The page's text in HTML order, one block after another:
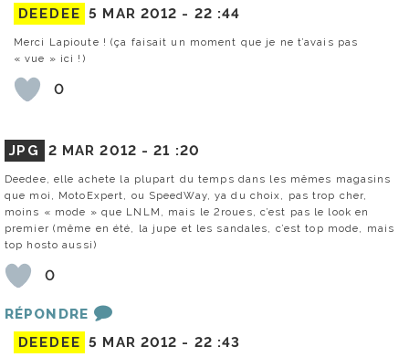
DEEDEE 5 MAR 2012 - 22 :44
Merci Lapioute ! (ça faisait un moment que je ne t’avais pas
« vue » ici !)
0
JPG 2 MAR 2012 -21 :20
Deedee, elle achete la plupart du temps dans les mêmes magasins
que moi, MotoExpert, ou SpeedWay, ya du choix, pas trop cher,
moins « mode » que LNLM, mais le 2roues, c’est pas le look en
premier (même en été, la jupe et les sandales, c’est top mode, mais
top hosto aussi)
0
RÉPONDRE
DEEDEE 5 MAR 2012 - 22 :43